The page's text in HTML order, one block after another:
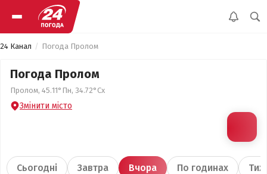
24 Канал Погода Пролом
Погода Пролом
Пролом, 45.11°Пн, 34.72°Сх
Змінити місто
Сьогодні Завтра Вчора По годинах